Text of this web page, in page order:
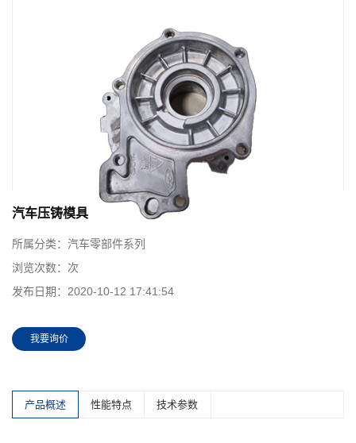
汽车压铸模具
所属分类： 汽车零部件系列
浏览次数： 次
发布日期： 2020-10-12 17:41:54
我要询价
产品概述 性能特点 技术参数